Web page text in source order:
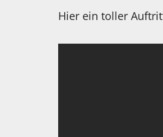
Hier ein toller